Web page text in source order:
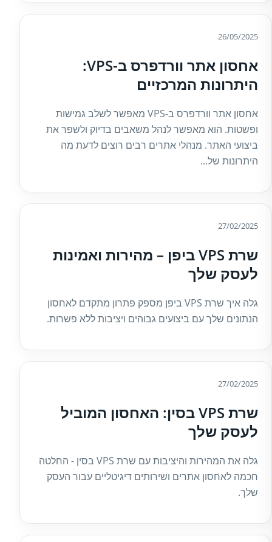
26/05/2025
אחסון אתר וורדפרס ב-VPS:
היתרונות המרכזיים
אחסון אתר וורדפרס ב-VPS מאפשר לשלב גמישות
ופשטות. הוא מאפשר לנהל משאבים בדיוק ולשפר את
ביצועי האתר. מנהלי אתרים רבים רוצים לדעת מה
היתרונות של...
27/02/2025
שרת VPS ביפן – מהירות ואמינות
לעסק שלך
גלה איך שרת VPS ביפן מספק פתרון מתקדם לאחסון
הנתונים שלך עם ביצועים גבוהים ויציבות ללא פשרות.
27/02/2025
שרת VPS בסין: האחסון המוביל
לעסק שלך
גלה את המהירות והיציבות עם שרת VPS בסין - החלטה
חכמה לאחסון אתרים ושירותים דיגיטליים עבור העסק
שלך.